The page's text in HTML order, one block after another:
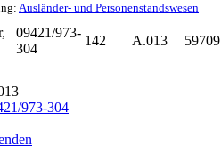
: Ausländer- und Personenstandswesen
,
09421/973-
304
142 A.013 59709
973-304